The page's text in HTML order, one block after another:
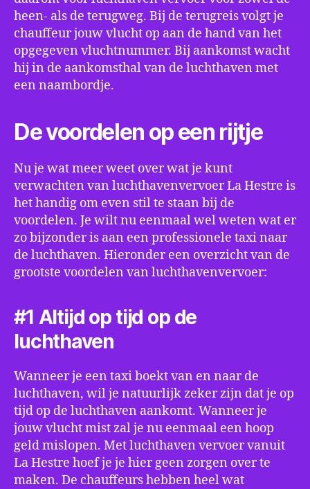
heen- als de terugweg. Bij de terugreis volgt je
chauffeur jouw vlucht op aan de hand van het
opgegeven vluchtnummer. Bij aankomst wacht
hij in de aankomsthal van de luchthaven met
een naambordje.
De voordelen op een rijtje
Nu je wat meer weet over wat je kunt
verwachten van luchthavenvervoer La Hestre is
het handig om even stil te staan bij de
voordelen. Je wilt nu eenmaal wel weten wat er
zo bijzonder is aan een professionele taxi naar
de luchthaven. Hieronder een overzicht van de
grootste voordelen van luchthavenvervoer:
#1 Altijd op tijd op de
luchthaven
Wanneer je een taxi boekt van en naar de
luchthaven, wil je natuurlijk zeker zijn dat je op
tijd op de luchthaven aankomt. Wanneer je
jouw vlucht mist zal je nu eenmaal een hoop
geld mislopen. Met luchthaven vervoer vanuit
La Hestre hoef je je hier geen zorgen over te
maken. De chauffeurs hebben heel wat